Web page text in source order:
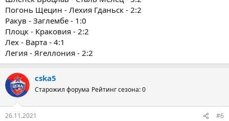
Погонь Щецин - Лехия Гданьск - 2:2
Ракув - Заглембе - 1:0
Плоцк - Краковия - 2:2
Лех - Варта - 4:1
Легия - Ягеллония - 2:2
cska5
Старожил форума Рейтинг сезона: 0
26.11.2021 #6